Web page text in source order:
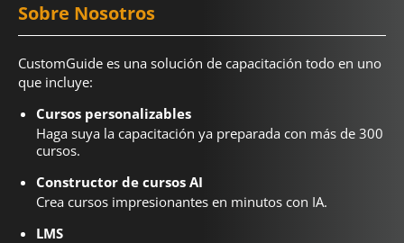
Sobre Nosotros
CustomGuide es una solución de capacitación todo en uno
que incluye:
Cursos personalizables
Haga suya la capacitación ya preparada con más de 300
cursos.
Constructor de cursos AI
Crea cursos impresionantes en minutos con IA.
LMS